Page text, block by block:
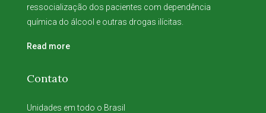
ressocialização dos pacientes com dependência
química do álcool e outras drogas ilícitas.
Read more
Contato
Unidades em todo o Brasil